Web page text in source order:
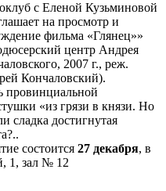
с Еленой Кузьминовой
на просмотр и
фильма «Глянец»»
центр Андрея
2007 г., реж.
Кончаловский).
провинциальной
«из грязи в князи. Но
сладка достигнутая
состоится 27 декабря, в
1, зал № 12